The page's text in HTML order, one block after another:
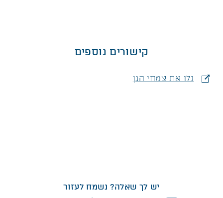
קישורים נוספים
גלו את צמחי הגן
יש לך שאלה? נשמח לעזור